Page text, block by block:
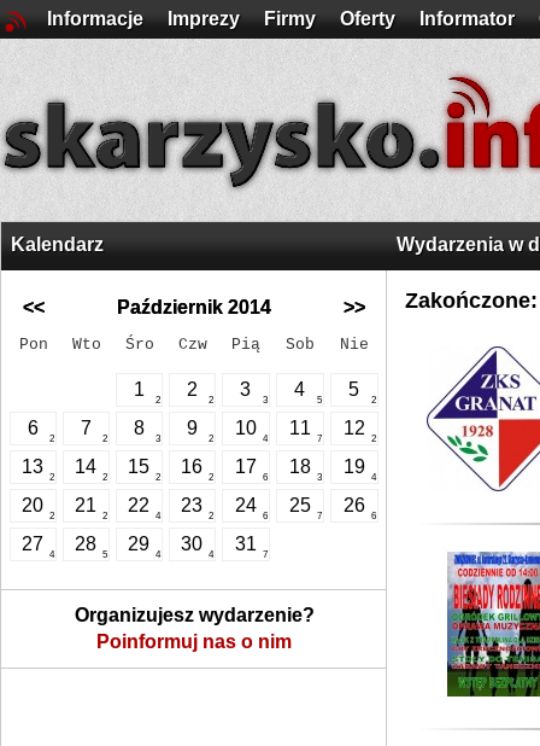
Informacje Imprezy Firmy Oferty Informator
Kalendarz
<< Październik 2014 >>
Pon Wto Śro Czw Pią Sob Nie
1
2
2
2
3
3
4
5
5
2
6
2
7
2
8
3
9
2
10
4
11
7
12
2
13
2
14
2
15
2
16
2
17
6
18
3
19
4
20
2
21
2
22
4
23
2
24
6
25
7
26
6
27
4
28
5
29
4
30
4
31
7
Organizujesz wydarzenie?
Poinformuj nas o nim
Wydarzenia w
Zakończone: